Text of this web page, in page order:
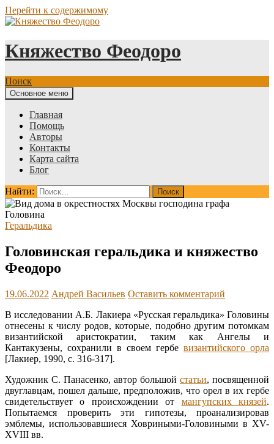
Перейти к содержимому
Княжество Феодоро
Поиск
Основное меню
Главная
Помощь
Авторы
Контакты
Карта сайта
Блог
Найти:
Геральдика
Головинская геральдика и княжество
Феодоро
19.06.2022 Андрей Васильев Оставить комментарий
В исследовании А.Б. Лакиера «Русская геральдика» Головины
отнесены к числу родов, которые, подобно другим потомкам
византийской аристократии, таким как Ангелы и
Кантакузены, сохранили в своем гербе византийского орла
[Лакиер, 1990, с. 316-317].
Художник С. Панасенко, автор большой статьи, посвященной
двуглавцам, пошел дальше, предположив, что орел в их гербе
свидетельствует о происхождении от мангупских князей.
Попытаемся проверить эти гипотезы, проанализировав
эмблемы, использовавшиеся Ховриными-Головиными в XV-
XVIII вв.